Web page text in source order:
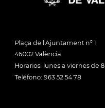
Plaça de l'Ajuntament nº 1
46002 València
Horarios: lunes a viernes de
Teléfono: 963 52 54 78